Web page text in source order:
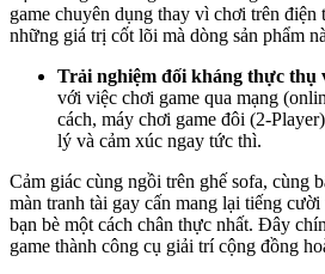
game chuyên dụng thay vì chơi trên điện
những giá trị cốt lõi mà dòng sản phẩm
Trải nghiệm đối kháng thực thụ
với việc chơi game qua mạng
cách, máy chơi game đôi (2-
lý và cảm xúc ngay tức thì.
Cảm giác cùng ngồi trên ghế sofa, cùng
màn tranh tài gay cấn mang lại tiếng
bạn bè một cách chân thực nhất. Đây
game thành công cụ giải trí cộng đồng